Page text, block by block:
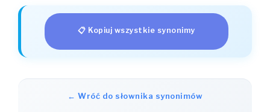
📋 Kopiuj wszystkie synonimy
← Wróć do słownika synonimów